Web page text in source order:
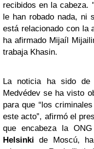
recibidos en la cabeza.
le han robado nada, ni
está relacionado con la
ha afirmado Mijaíl
trabaja Khasin.
La noticia ha sido de
Medvédev se ha visto
para que “los
este acto”, afirmó el
que encabeza la
Helsinki de Moscú,